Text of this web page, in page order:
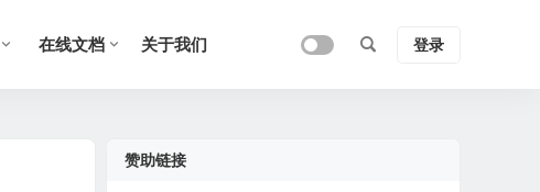
在线文档 关于我们 登录
赞助链接